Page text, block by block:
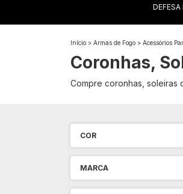
DEFESA
Início > Armas de Fogo > Acessórios
Coronhas,
Compre coronhas, soleiras
COR
MARCA